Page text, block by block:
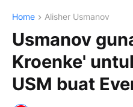
Home Alisher Usmanov
Usmanov
Kroenke'
USM buat